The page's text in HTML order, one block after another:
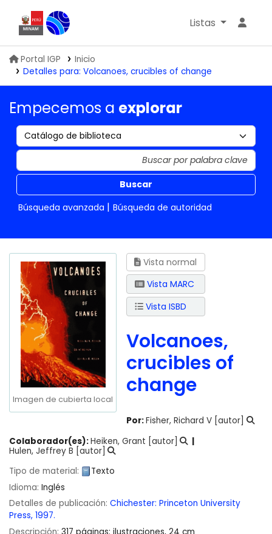
Biblioteca IGP
Listas
Portal IGP
Inicio
Detalles para: Volcanoes, crucibles of change
Empecemos a explorar
Buscar
Búsqueda avanzada
Búsqueda de autoridad
Imagen de cubierta local
Vista normal
Vista MARC
Vista ISBD
Volcanoes,
crucibles of
change
Por:Fisher, Richard V [autor]
Colaborador(es):Heiken, Grant [autor]
Hulen, Jeffrey B [autor]
Tipo de material:
Texto
Idioma: Inglés
Detalles de publicación: Chichester: Princeton University
Press, 1997.